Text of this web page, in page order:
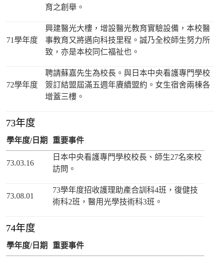
育之創舉。
71學年度
興建醫光大樓，增設醫光教育實驗設備，本校醫
事教育又將邁向科技里程。誠乃全校師生努力所
致，亦是本校同仁福祉也。
72學年度
聘請蘇嘉先生為校長。與日本中央看護專門學校
簽訂結盟屆滿五週年賡續盟約。女生宿舍兩棟各
增蓋三樓。
73年度
學年度/日期 重要事件
73.03.16
日本中央看護專門學校校長、師生27名來校
訪問。
73.08.01
73學年度招收護理助產合訓科4班，復健技
術科2班，醫用光學技術科3班。
74年度
學年度/日期 重要事件